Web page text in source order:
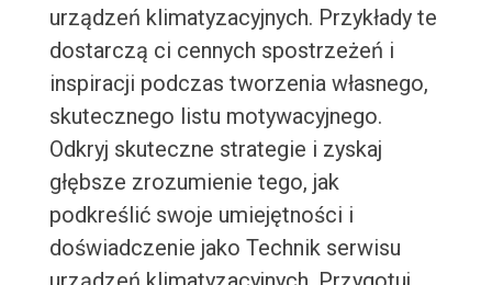
urządzeń klimatyzacyjnych. Przykłady te
dostarczą ci cennych spostrzeżeń i
inspiracji podczas tworzenia własnego,
skutecznego listu motywacyjnego.
Odkryj skuteczne strategie i zyskaj
głębsze zrozumienie tego, jak
podkreślić swoje umiejętności i
doświadczenie jako Technik serwisu